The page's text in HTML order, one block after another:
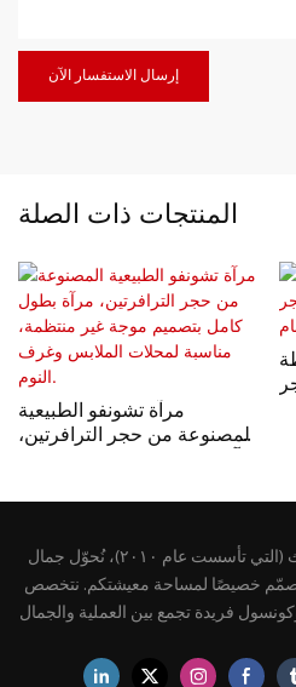
إرسال الاستفسار الآن
المنتجات ذات الصلة
مرآة تشونفو الطبيعية
المصنوعة من حجر الترافرتين،
في شركة جيانغمن تشونفو للأثاث (التي تأسست عام ٢٠١٠)، نُحوّل جمال
مُصمّم خصيصًا لمساحة معيشتكم. نتخصص